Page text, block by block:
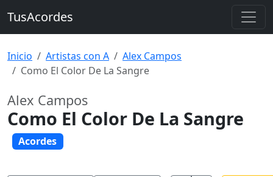
TusAcordes
Inicio Artistas con A
Alex Campos
Como El Color De La Sangre
Alex Campos
Como El Color De La Sangre
Acordes